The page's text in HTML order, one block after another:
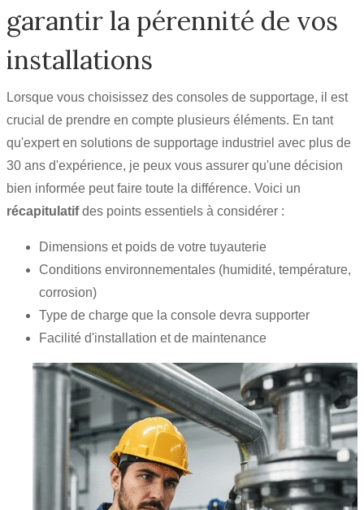
garantir la pérennité de vos
installations
Lorsque vous choisissez des consoles de supportage, il est
crucial de prendre en compte plusieurs éléments. En tant
qu'expert en solutions de supportage industriel avec plus de
30 ans d'expérience, je peux vous assurer qu'une décision
bien informée peut faire toute la différence. Voici un
récapitulatifdes points essentiels à considérer :
Dimensions et poids de votre tuyauterie
Conditions environnementales (humidité, température,
corrosion)
Type de charge que la console devra supporter
Facilité d'installation et de maintenance